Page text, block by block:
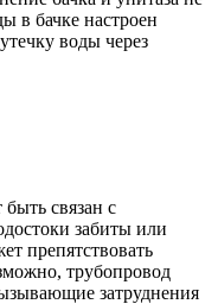
в бачке настроен
воды через
связан с
забиты или
препятствовать
трубопровод
затруднения